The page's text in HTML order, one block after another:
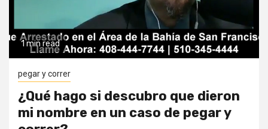
1 min read
pegar y correr
¿Qué hago si descubro que dieron
mi nombre en un caso de pegar y